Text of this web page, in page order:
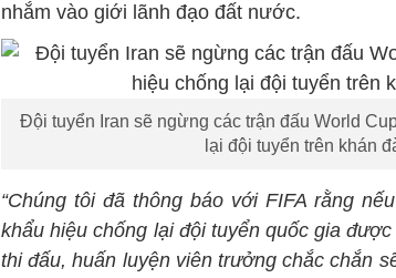
nhắm vào giới lãnh đạo đất nước.
Đội tuyển Iran sẽ ngừng các trận đấu World
lại đội tuyển trên khán
“Chúng tôi đã thông báo với FIFA rằng
khẩu hiệu chống lại đội tuyển quốc gia
thi đấu, huấn luyện viên trưởng chắc chắn